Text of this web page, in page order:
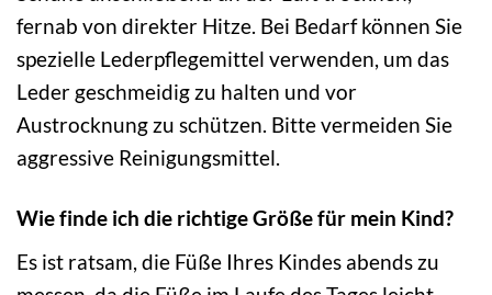
fernab von direkter Hitze. Bei Bedarf können Sie
spezielle Lederpflegemittel verwenden, um das
Leder geschmeidig zu halten und vor
Austrocknung zu schützen. Bitte vermeiden Sie
aggressive Reinigungsmittel.
Wie finde ich die richtige Größe für mein Kind?
Es ist ratsam, die Füße Ihres Kindes abends zu